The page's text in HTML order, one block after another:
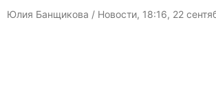
Юлия Банщикова / Новости, 18:16, 22